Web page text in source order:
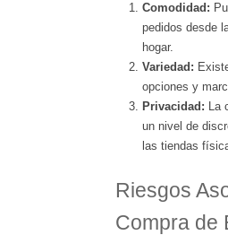
Comodidad:
pedidos desde
hogar.
Variedad:
opciones y
Privacidad: La
un nivel de
las tiendas
Riesgos
Compra de